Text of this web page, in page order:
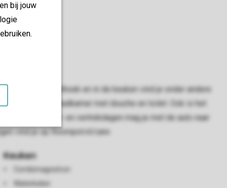
bij jouw
een aparte eethoek en in de keuken vind je onder andere
aangepaste badkamer met douche en toilet. Ook is het
Op aankomst- en vertrekdagen mag je met de auto naar
vind je op Roompot.nl/care
Keuken
Combimagnetron
Waterkoker